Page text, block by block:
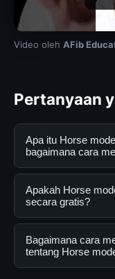
Video oleh AFib
Pertanyaan
Apa itu Horse
bagaimana cara
Horse model of
digital yang
mendapatkan
dapat
resmi dan
Apakah Horse
secara gratis?
Ya, Horse model
secara gratis oleh
tersembunyi atau
Bagaimana cara
tentang Horse